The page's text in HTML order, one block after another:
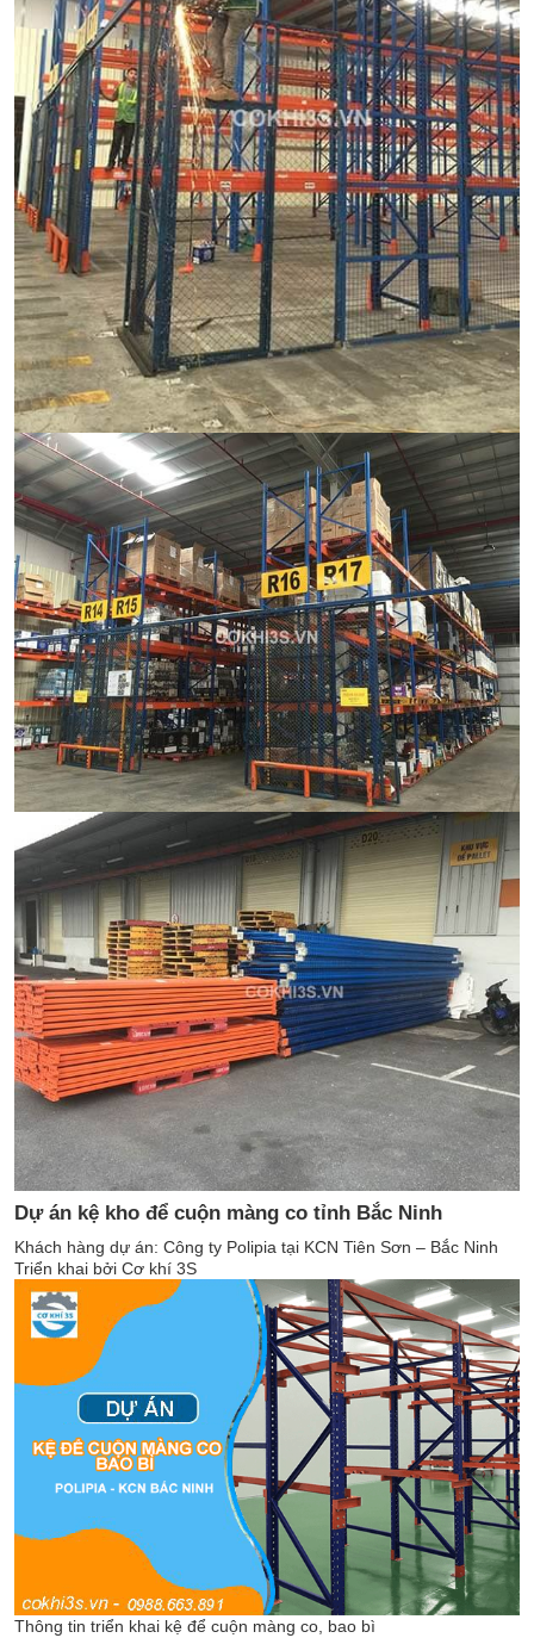
Dự án kệ kho để cuộn màng co tỉnh Bắc Ninh
Khách hàng dự án: Công ty Polipia tại KCN Tiên Sơn – Bắc Ninh
Triển khai bởi Cơ khí 3S
Thông tin triển khai kệ để cuộn màng co, bao bì